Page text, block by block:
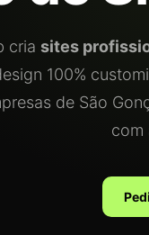
cria sites
100%
de São
com